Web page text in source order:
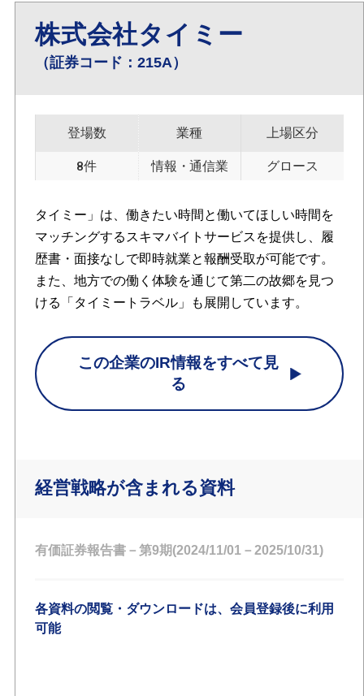
株式会社タイミー
（証券コード：215A）
登場数
8件
業種
情報・通信業
上場区分
グロース
タイミー」は、働きたい時間と働いてほしい時間を
マッチングするスキマバイトサービスを提供し、履
歴書・面接なしで即時就業と報酬受取が可能です。
また、地方での働く体験を通じて第二の故郷を見つ
ける「タイミートラベル」も展開しています。
この企業のIR情報をすべて見
る
経営戦略が含まれる資料
有価証券報告書－第9期(2024/11/01－2025/10/31)
各資料の閲覧・ダウンロードは、会員登録後に利用
可能